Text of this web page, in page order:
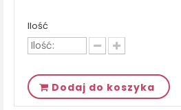
Ilość
Dodaj do koszyka